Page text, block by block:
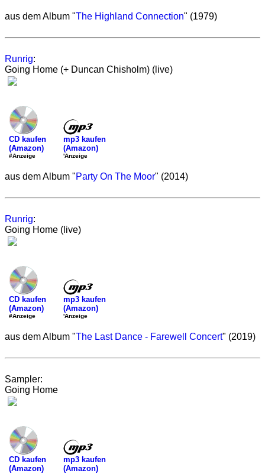
aus dem Album "The Highland Connection" (1979)
Runrig:
Going Home (+ Duncan Chisholm) (live)
CD kaufen
(Amazon)
#Anzeige
mp3 kaufen
(Amazon)
'Anzeige
aus dem Album "Party On The Moor" (2014)
Runrig:
Going Home (live)
CD kaufen
(Amazon)
#Anzeige
mp3 kaufen
(Amazon)
'Anzeige
aus dem Album "The Last Dance - Farewell Concert" (2019)
Sampler:
Going Home
CD kaufen
(Amazon)
mp3 kaufen
(Amazon)